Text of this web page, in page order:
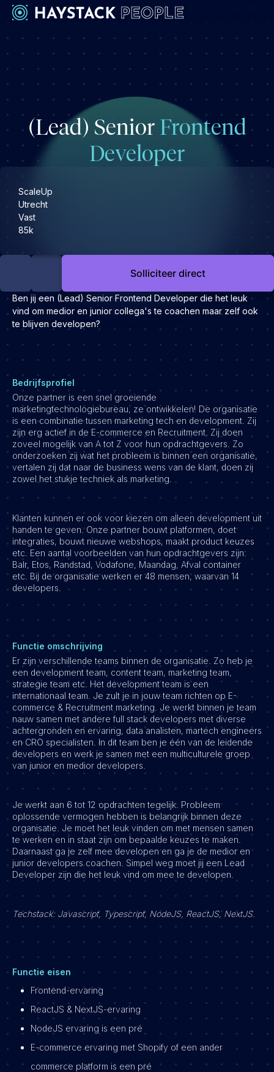
Werkgevers
Engineering & leadership
Executive search
Marketing
Operations & HR
Sales
Engineering & leadership
Executive search
Product
Sales
Specialistische techrollen
Support
Operations & HR
Inzichten
Over ons
Werken bij Haystack People
Jobmarketing
Contact
Vacatures
(Lead) Senior Frontend
Developer
ScaleUp
Utrecht
Vast
85k
Solliciteer direct
Ben jij een (Lead) Senior Frontend Developer die het leuk
vind om medior en junior collega's te coachen maar zelf ook
te blijven developen?
Bedrijfsprofiel
Onze partner is een snel groeiende
marketingtechnologiebureau, ze ontwikkelen! De organisatie
is een combinatie tussen marketing tech en development. Zij
zijn erg actief in de E-commerce en Recruitment. Zij doen
zoveel mogelijk van A tot Z voor hun opdrachtgevers. Zo
onderzoeken zij wat het probleem is binnen een organisatie,
vertalen zij dat naar de business wens van de klant, doen zij
zowel het stukje techniek als marketing.
Klanten kunnen er ook voor kiezen om alleen development uit
handen te geven. Onze partner bouwt platformen, doet
integraties, bouwt nieuwe webshops, maakt product keuzes
etc. Een aantal voorbeelden van hun opdrachtgevers zijn:
Balr, Etos, Randstad, Vodafone, Maandag, Afval container
etc. Bij de organisatie werken er 48 mensen, waarvan 14
developers.
Functie omschrijving
Er zijn verschillende teams binnen de organisatie. Zo heb je
een development team, content team, marketing team,
strategie team etc. Het development team is een
internationaal team. Je zult je in jouw team richten op E-
commerce & Recruitment marketing. Je werkt binnen je team
nauw samen met andere full stack developers met diverse
achtergronden en ervaring, data analisten, martech engineers
en CRO specialisten. In dit team ben je één van de leidende
developers en werk je samen met een multiculturele groep
van junior en medior developers.
Je werkt aan 6 tot 12 opdrachten tegelijk. Probleem
oplossende vermogen hebben is belangrijk binnen deze
organisatie. Je moet het leuk vinden om met mensen samen
te werken en in staat zijn om bepaalde keuzes te maken.
Daarnaast ga je zelf mee developen en ga je de medior en
junior developers coachen. Simpel weg moet jij een Lead
Developer zijn die het leuk vind om mee te developen.
Techstack: Javascript, Typescript, NodeJS, ReactJS, NextJS.
Functie eisen
Frontend-ervaring
ReactJS & NextJS-ervaring
NodeJS ervaring is een pré
E-commerce ervaring met Shopify of een ander
commerce platform is een pré